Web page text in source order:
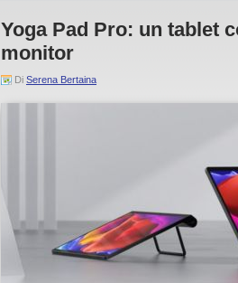
Yoga Pad Pro: un tablet
monitor
Di Serena Bertaina